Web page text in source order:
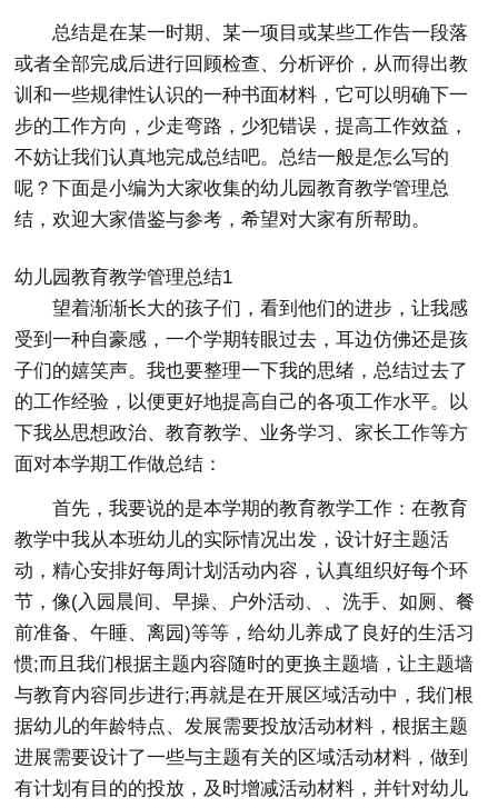
总结是在某一时期、某一项目或某些工作告一段落
或者全部完成后进行回顾检查、分析评价，从而得出教
训和一些规律性认识的一种书面材料，它可以明确下一
步的工作方向，少走弯路，少犯错误，提高工作效益，
不妨让我们认真地完成总结吧。总结一般是怎么写的
呢？下面是小编为大家收集的幼儿园教育教学管理总
结，欢迎大家借鉴与参考，希望对大家有所帮助。
幼儿园教育教学管理总结1
望着渐渐长大的孩子们，看到他们的进步，让我感
受到一种自豪感，一个学期转眼过去，耳边仿佛还是孩
子们的嬉笑声。我也要整理一下我的思绪，总结过去了
的工作经验，以便更好地提高自己的各项工作水平。以
下我丛思想政治、教育教学、业务学习、家长工作等方
面对本学期工作做总结：
首先，我要说的是本学期的教育教学工作：在教育
教学中我从本班幼儿的实际情况出发，设计好主题活
动，精心安排好每周计划活动内容，认真组织好每个环
节，像(入园晨间、早操、户外活动、、洗手、如厕、餐
前准备、午睡、离园)等等，给幼儿养成了良好的生活习
惯;而且我们根据主题内容随时的更换主题墙，让主题墙
与教育内容同步进行;再就是在开展区域活动中，我们根
据幼儿的年龄特点、发展需要投放活动材料，根据主题
进展需要设计了一些与主题有关的区域活动材料，做到
有计划有目的的投放，及时增减活动材料，并针对幼儿